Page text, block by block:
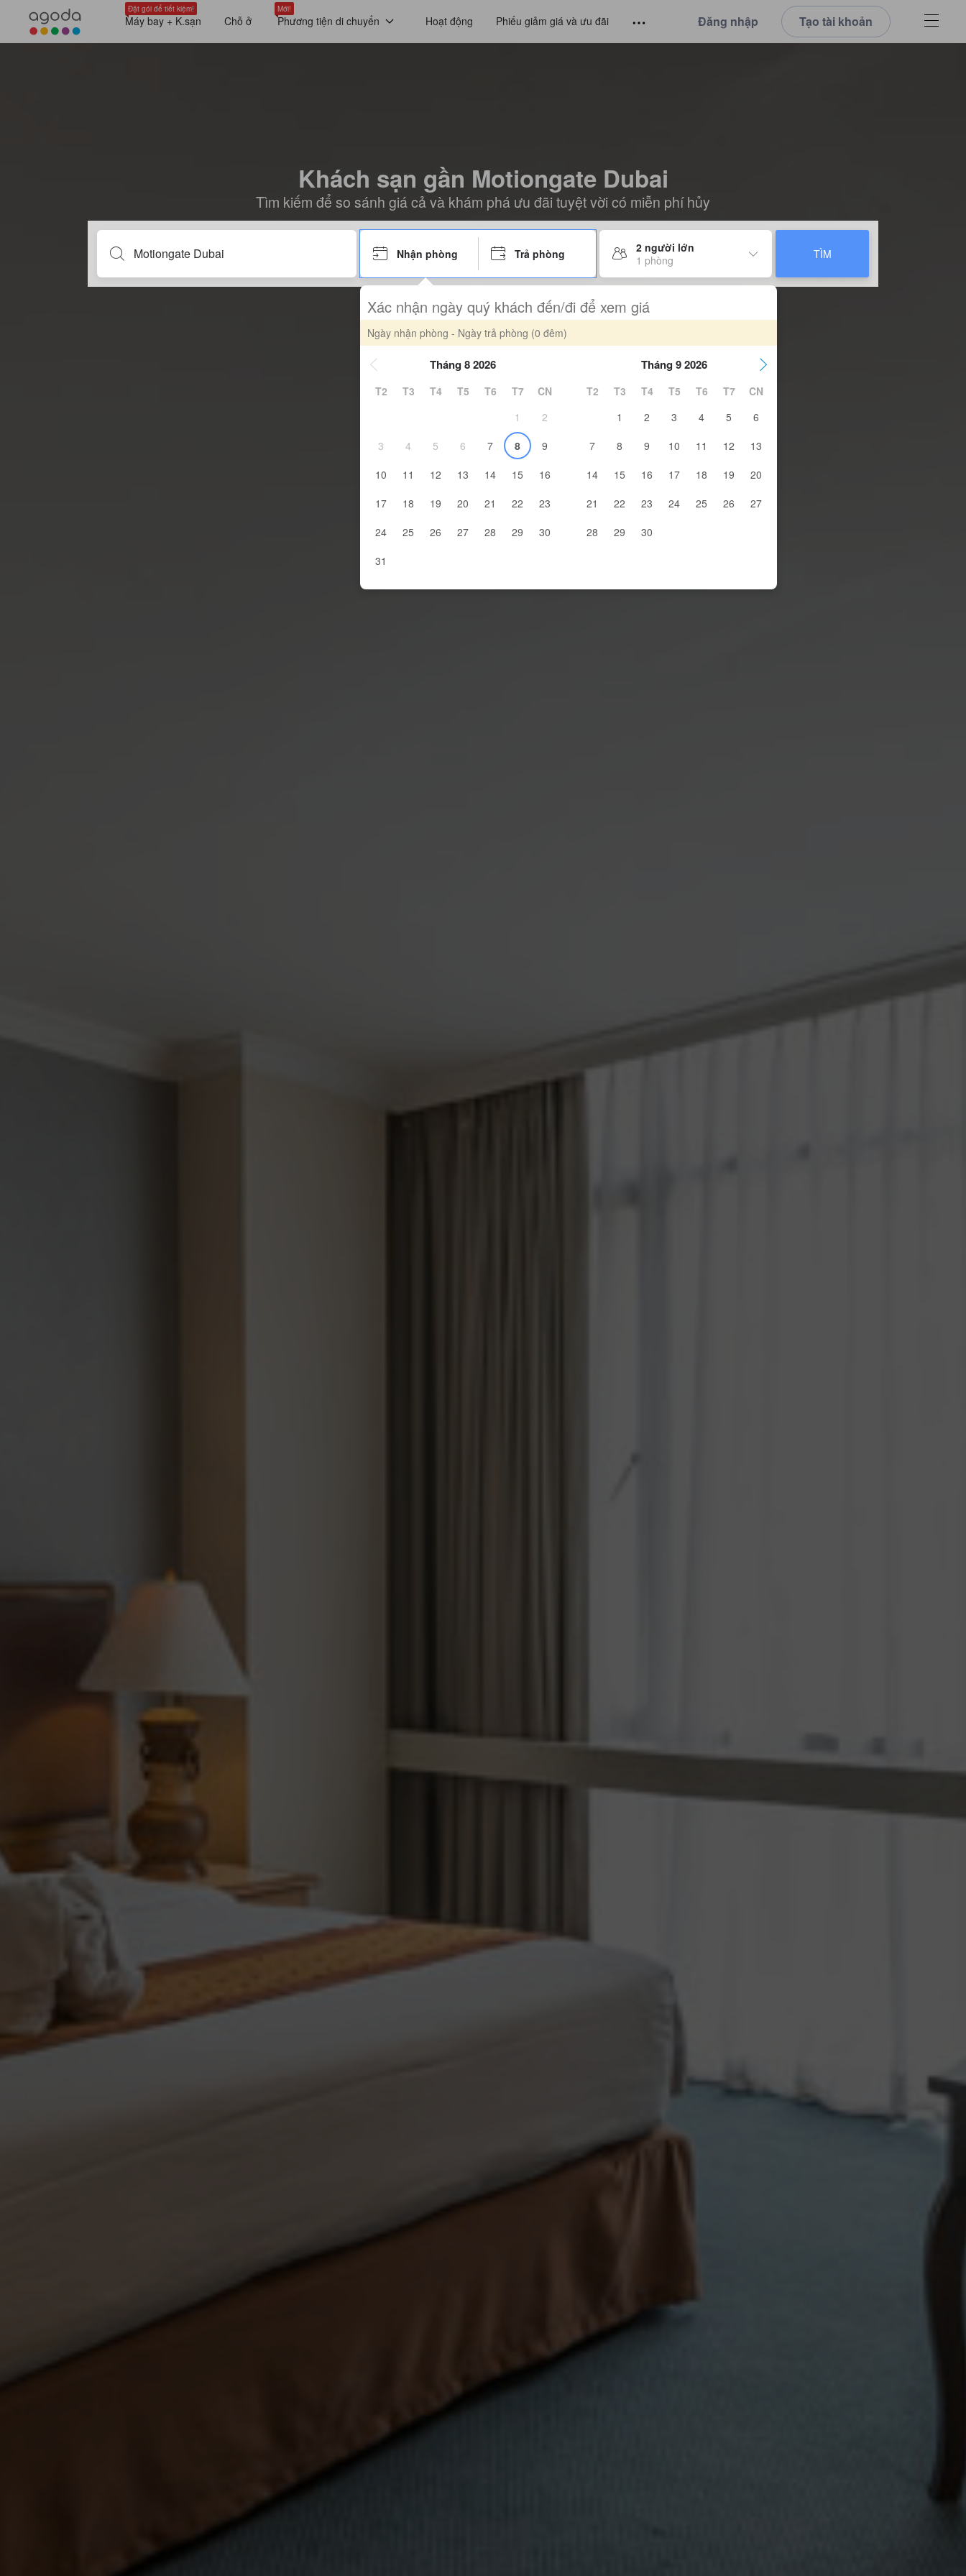
Đặt gói để tiết kiệm!
Máy bay + K.sạn Chỗ ở
Mới!
Phương tiện di chuyển Hoạt động Phiếu giảm giá và ưu đãi Đăng nhập Tạo tài khoản
Khách sạn gần Motiongate Dubai
Tìm kiếm để so sánh giá cả và khám phá ưu đãi tuyệt vời có miễn phí hủy
Nhận phòng Trả phòng
2 người lớn
1 phòng
TÌM
Xác nhận ngày quý khách đến/đi để xem giá
Ngày nhận phòng - Ngày trả phòng (0 đêm)
Tháng 8 2026
T2 T3 T4 T5 T6 T7
CN
1
2
3
4 5 6 7 8
9
10
11 12 13 14 15
16
17
18 19 20 21 22
23
24
25 26 27 28 29
30
31
Tháng 9 2026
T2 T3 T4 T5 T6 T7
CN
1
2 3 4 5
6
7
8 9 10 11 12
13
14
15 16 17 18 19
20
21
22 23 24 25 26
27
28
29 30